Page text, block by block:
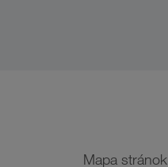
Mapa stránok